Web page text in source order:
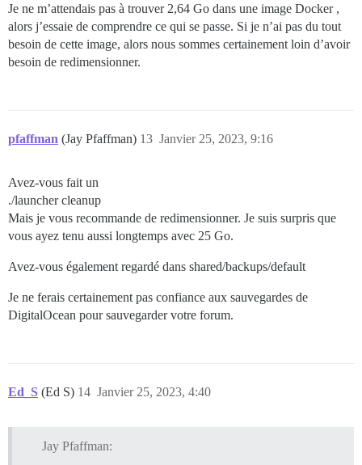
Je ne m’attendais pas à trouver 2,64 Go dans une image Docker ,
alors j’essaie de comprendre ce qui se passe. Si je n’ai pas du tout
besoin de cette image, alors nous sommes certainement loin d’avoir
besoin de redimensionner.
pfaffman (Jay Pfaffman) Janvier 25, 2023, 9:16
13
Avez-vous fait un
./launcher cleanup
Mais je vous recommande de redimensionner. Je suis surpris que
vous ayez tenu aussi longtemps avec 25 Go.
Avez-vous également regardé dans shared/backups/default
Je ne ferais certainement pas confiance aux sauvegardes de
DigitalOcean pour sauvegarder votre forum.
Ed_S (Ed S) Janvier 25, 2023, 4:40
14
Jay Pfaffman: